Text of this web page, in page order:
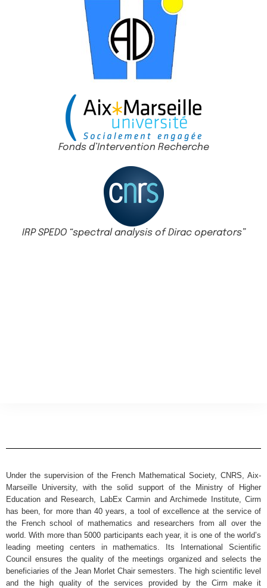
Fonds d’Intervention Recherche
IRP SPEDO “spectral analysis of Dirac operators”
Under the supervision of the French Mathematical Society, CNRS, Aix-
Marseille University, with the solid support of the Ministry of Higher
Education and Research, LabEx Carmin and Archimede Institute, Cirm
has been, for more than 40 years, a tool of excellence at the service of
the French school of mathematics and researchers from all over the
world. With more than 5000 participants each year, it is one of the world’s
leading meeting centers in mathematics. Its International Scientific
Council ensures the quality of the meetings organized and selects the
beneficiaries of the Jean Morlet Chair semesters. The high scientific level
and the high quality of the services provided by the Cirm make it